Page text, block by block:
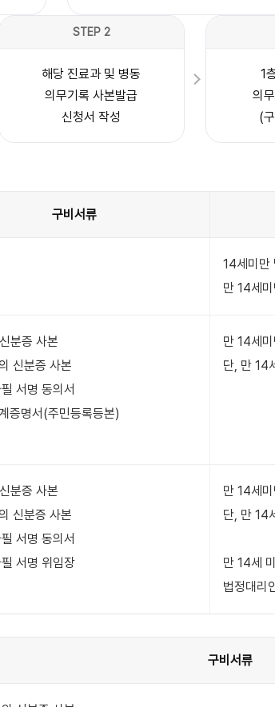
STEP 2
해당 진료과 및 병동
의무기록 사본발급
신청서 작성
1
의
(
구비서류
14세미만
만 14세
분증 사본
신분증 사본
서명 동의서
증명서(주민등록등본)
만 14세미
단, 만 14
분증 사본
신분증 사본
서명 동의서
서명 위임장
만 14세미
단, 만 14
만 14세
법정대리
구비서류